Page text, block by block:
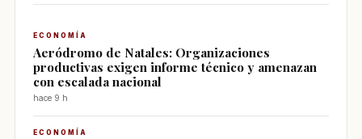
ECONOMÍA
Aeródromo de Natales: Organizaciones
productivas exigen informe técnico y amenazan
con escalada nacional
hace 9 h
ECONOMÍA